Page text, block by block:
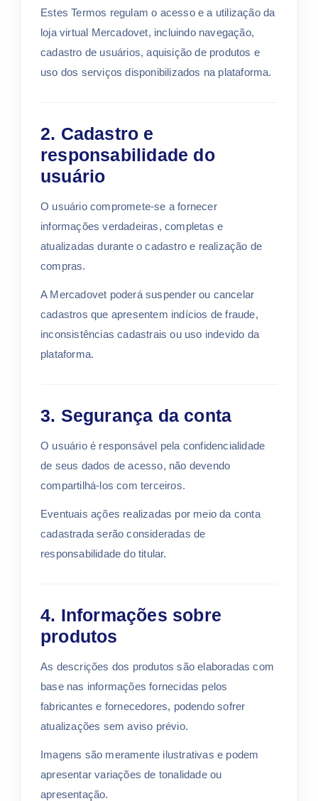
Estes Termos regulam o acesso e a utilização da
loja virtual Mercadovet, incluindo navegação,
cadastro de usuários, aquisição de produtos e
uso dos serviços disponibilizados na plataforma.
2. Cadastro e
responsabilidade do
usuário
O usuário compromete-se a fornecer
informações verdadeiras, completas e
atualizadas durante o cadastro e realização de
compras.
A Mercadovet poderá suspender ou cancelar
cadastros que apresentem indícios de fraude,
inconsistências cadastrais ou uso indevido da
plataforma.
3. Segurança da conta
O usuário é responsável pela confidencialidade
de seus dados de acesso, não devendo
compartilhá-los com terceiros.
Eventuais ações realizadas por meio da conta
cadastrada serão consideradas de
responsabilidade do titular.
4. Informações sobre
produtos
As descrições dos produtos são elaboradas com
base nas informações fornecidas pelos
fabricantes e fornecedores, podendo sofrer
atualizações sem aviso prévio.
Imagens são meramente ilustrativas e podem
apresentar variações de tonalidade ou
apresentação.